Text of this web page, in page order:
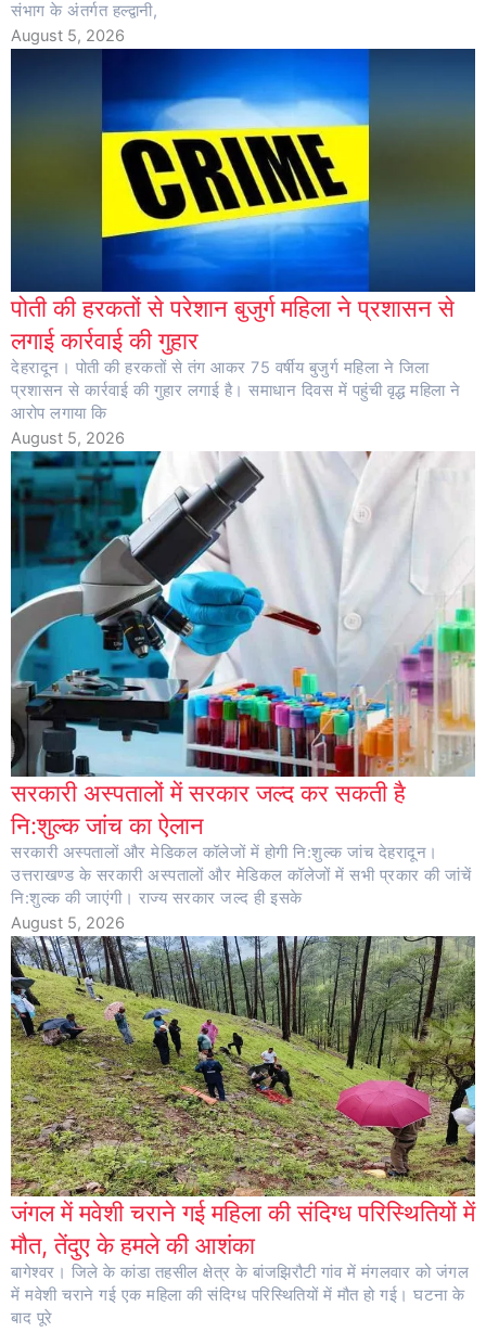
संभाग के अंतर्गत हल्द्वानी,
August 5, 2026
पोती की हरकतों से परेशान बुजुर्ग महिला ने प्रशासन से
लगाई कार्रवाई की गुहार
देहरादून। पोती की हरकतों से तंग आकर 75 वर्षीय बुजुर्ग महिला ने जिला
प्रशासन से कार्रवाई की गुहार लगाई है। समाधान दिवस में पहुंची वृद्ध महिला ने
आरोप लगाया कि
August 5, 2026
सरकारी अस्पतालों में सरकार जल्द कर सकती है
नि:शुल्क जांच का ऐलान
सरकारी अस्पतालों और मेडिकल कॉलेजों में होगी नि:शुल्क जांच देहरादून।
उत्तराखण्ड के सरकारी अस्पतालों और मेडिकल कॉलेजों में सभी प्रकार की जांचें
नि:शुल्क की जाएंगी। राज्य सरकार जल्द ही इसके
August 5, 2026
जंगल में मवेशी चराने गई महिला की संदिग्ध परिस्थितियों में
मौत, तेंदुए के हमले की आशंका
बागेश्वर। जिले के कांडा तहसील क्षेत्र के बांजझिरौटी गांव में मंगलवार को जंगल
में मवेशी चराने गई एक महिला की संदिग्ध परिस्थितियों में मौत हो गई। घटना के
बाद पूरे